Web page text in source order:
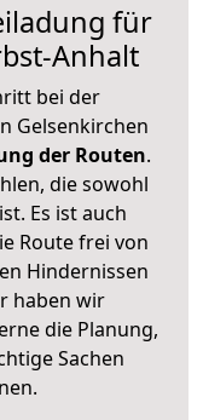
für
Anhalt
bei der
Gelsenkirchen
der Routen.
die sowohl
Es ist auch
Route frei von
Hindernissen
haben wir
die Planung,
Sachen